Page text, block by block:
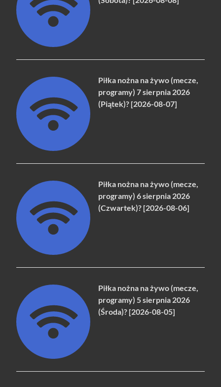
Piłka nożna na żywo (mecze,
programy) 7 sierpnia 2026
(Piątek)? [2026-08-07]
Piłka nożna na żywo (mecze,
programy) 6 sierpnia 2026
(Czwartek)? [2026-08-06]
Piłka nożna na żywo (mecze,
programy) 5 sierpnia 2026
(Środa)? [2026-08-05]